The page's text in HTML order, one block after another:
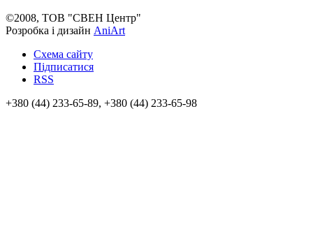
©2008, ТОВ "СВЕН Центр"
Розробка і дизайн AniArt
Схема сайту
Підписатися
RSS
+380 (44) 233-65-89, +380 (44) 233-65-98